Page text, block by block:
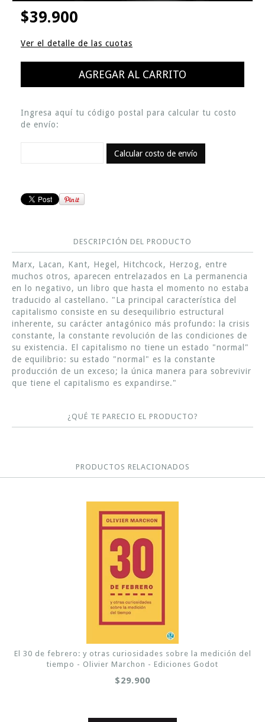
$39.900
Ver el detalle de las cuotas
Ingresa aquí tu código postal para calcular tu costo
de envío:
Calcular costo de envío
DESCRIPCIÓN DEL PRODUCTO
Marx, Lacan, Kant, Hegel, Hitchcock, Herzog, entre
muchos otros, aparecen entrelazados en La permanencia
en lo negativo, un libro que hasta el momento no estaba
traducido al castellano. "La principal característica del
capitalismo consiste en su desequilibrio estructural
inherente, su carácter antagónico más profundo: la crisis
constante, la constante revolución de las condiciones de
su existencia. El capitalismo no tiene un estado "normal"
de equilibrio: su estado "normal" es la constante
producción de un exceso; la única manera para sobrevivir
que tiene el capitalismo es expandirse."
¿QUÉ TE PARECIO EL PRODUCTO?
PRODUCTOS RELACIONADOS
El 30 de febrero: y otras curiosidades sobre la medición del
tiempo - Olivier Marchon - Ediciones Godot
$29.900